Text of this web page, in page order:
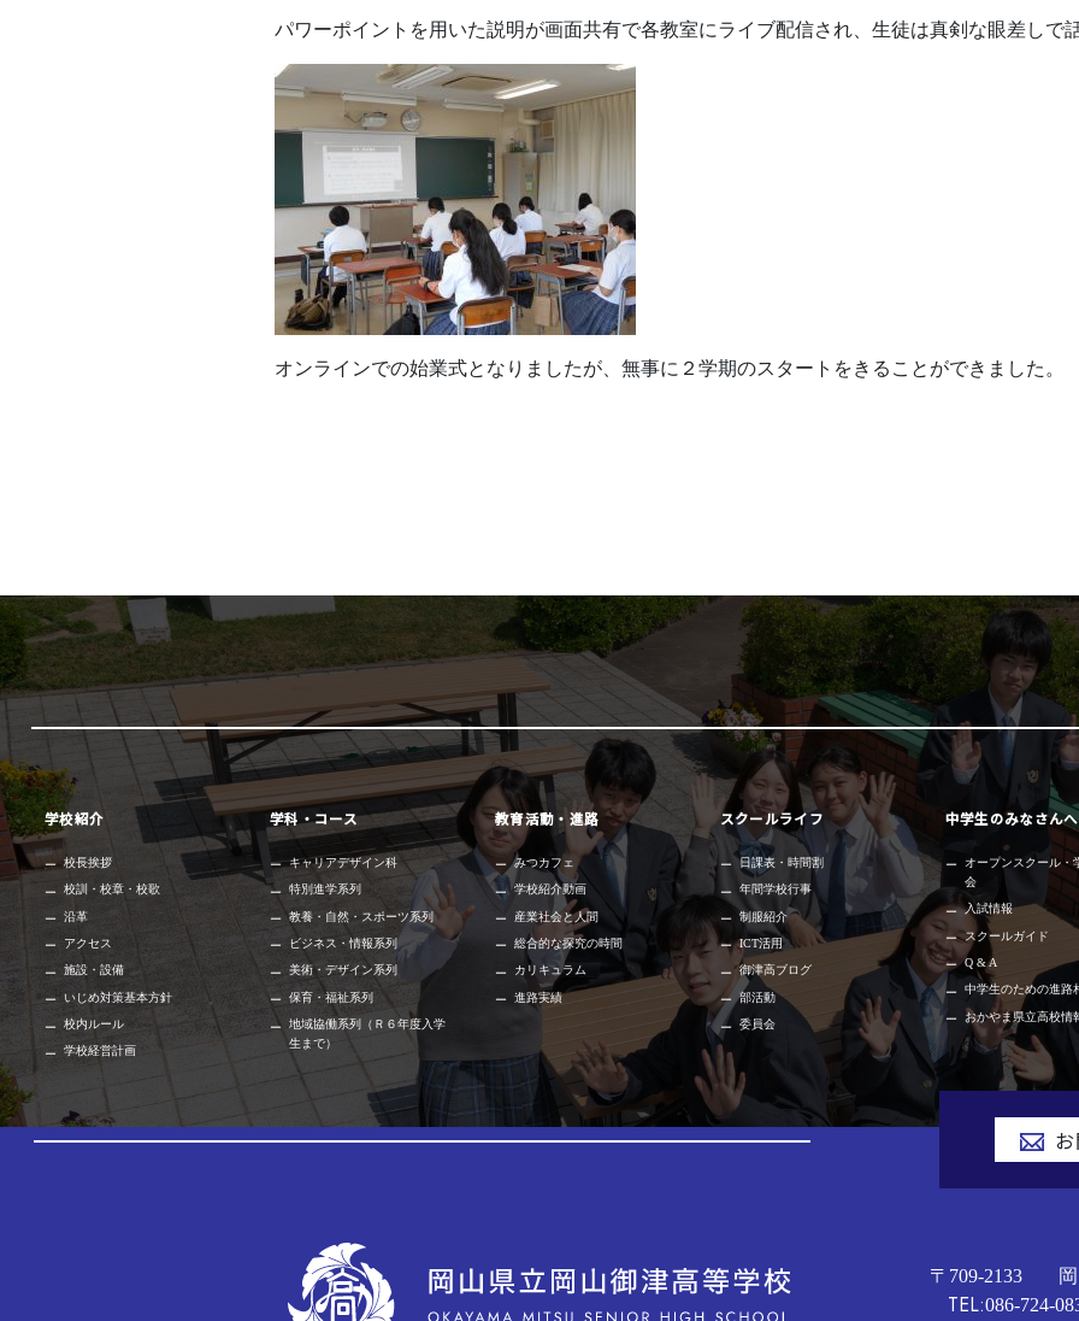
パワーポイントを用いた説明が画面共有で各教室にライブ配信され、生徒は真剣な眼差しで
オンラインでの始業式となりましたが、無事に２学期のスタートをきることができました。
学校紹介
校長挨拶
校訓・校章・校歌
沿革
アクセス
施設・設備
いじめ対策基本方針
校内ルール
学校経営計画
学科・コース
キャリアデザイン科
特別進学系列
教養・自然・スポーツ系列
ビジネス・情報系列
美術・デザイン系列
保育・福祉系列
地域協働系列（Ｒ６年度入学
生まで）
教育活動・進路
みつカフェ
学校紹介動画
産業社会と人間
総合的な探究の時間
カリキュラム
進路実績
スクールライフ
日課表・時間割
年間学校行事
制服紹介
ICT活用
御津高ブログ
部活動
委員会
中学生のみなさんへ
オープンスクール・
会
入試情報
スクールガイド
Q & A
中学生のための進路
おかやま県立高校情
〒709-2133
TEL:086-724-